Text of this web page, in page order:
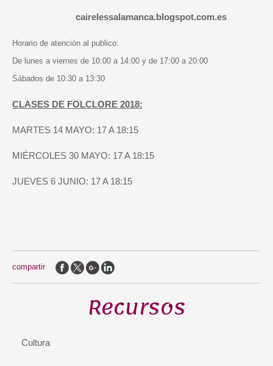
cairelessalamanca.blogspot.com.es
Horario de atención al publico:
De lunes a viernes de 10:00 a 14:00 y de 17:00 a 20:00
Sábados de 10:30 a 13:30
CLASES DE FOLCLORE 2018:
MARTES 14 MAYO: 17 A 18:15
MIÉRCOLES 30 MAYO: 17 A 18:15
JUEVES 6 JUNIO: 17 A 18:15
compartir
Recursos
Cultura